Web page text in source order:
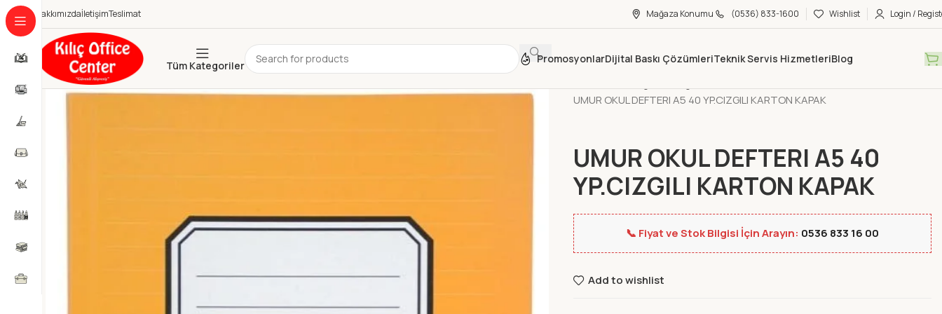
HakkımızdaİletişimTeslimat Mağaza Konumu (0536) 833-1600 Wishlist Login /
Tüm Kategoriler
PromosyonlarDijital Baskı ÇözümleriTeknik Servis HizmetleriBlog
UMUR OKUL DEFTERI A5 40 YP.CIZGILI KARTON KAPAK
UMUR OKUL DEFTERI A5 40
YP.CIZGILI KARTON KAPAK
📞 Fiyat ve Stok Bilgisi İçin Arayın: 0536 833 16 00
Add to wishlist